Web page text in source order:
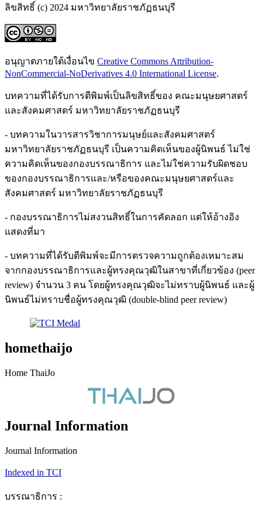
ลิขสิทธิ์ (c) 2024 มหาวิทยาลัยราชภัฏธนบุรี
อนุญาตภายใต้เงื่อนไข Creative Commons Attribution-
NonCommercial-NoDerivatives 4.0 International License.
บทความที่ได้รับการตีพิมพ์เป็นลิขสิทธิ์ของ คณะมนุษยศาสตร์
และสังคมศาสตร์ มหาวิทยาลัยราชภัฏธนบุรี
- บทความในวารสารวิชาการมนุษย์และสังคมศาสตร์
มหาวิทยาลัยราชภัฏธนบุรี เป็นความคิดเห็นของผู้นิพนธ์ ไม่ใช่
ความคิดเห็นของกองบรรณาธิการ และไม่ใช่ความรับผิดชอบ
ของกองบรรณาธิการและ/หรือของคณะมนุษยศาสตร์และ
สังคมศาสตร์ มหาวิทยาลัยราชภัฏธนบุรี
- กองบรรณาธิการไม่สงวนสิทธิ์ในการคัดลอก แต่ให้อ้างอิง
แสดงที่มา
- บทความที่ได้รับตีพิมพ์จะมีการตรวจความถูกต้องเหมาะสม
จากกองบรรณาธิการและผู้ทรงคุณวุฒิในสาขาที่เกี่ยวข้อง (peer
review) จำนวน 3 คน โดยผู้ทรงคุณวุฒิจะไม่ทราบผู้นิพนธ์ และผู้
นิพนธ์ไม่ทราบชื่อผู้ทรงคุณวุฒิ (double-blind peer review)
homethaijo
Home ThaiJo
Journal Information
Journal Information
Indexed in TCI
บรรณาธิการ :